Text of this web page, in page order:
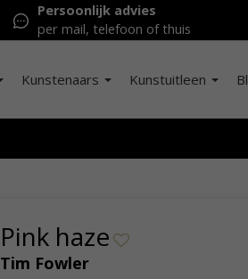
Persoonlijk advies
per mail, telefoon of thuis
Kunstenaars Kunstuitleen
Pink haze
Tim Fowler